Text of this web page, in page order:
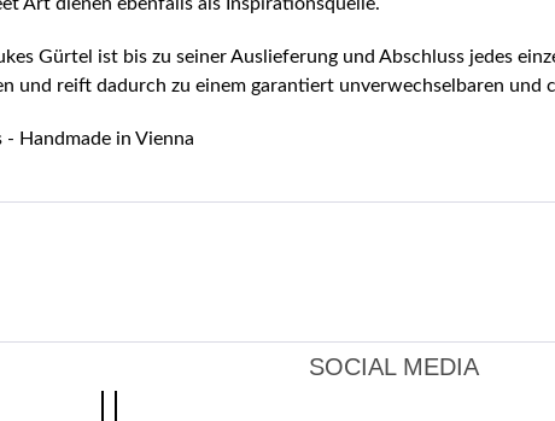
Gürtel ist bis zu seiner Auslieferung und Abschluss jedes
und reift dadurch zu einem garantiert unverwechselbaren und
- Handmade in Vienna
SOCIAL MEDIA